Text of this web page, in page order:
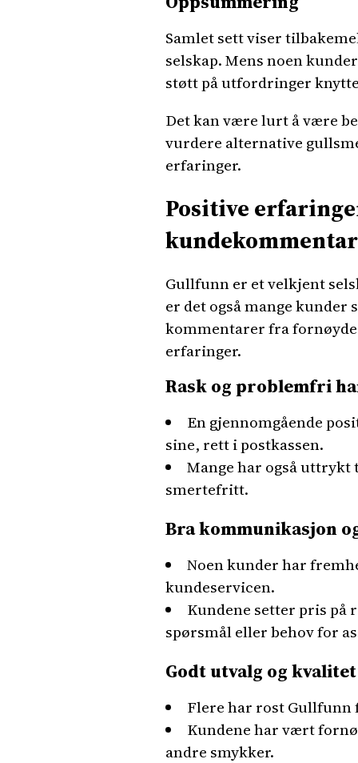
Samlet sett viser
selskap. Mens noen
støtt på utfordringer
Det kan være lurt å være
vurdere alternative
erfaringer.
Positive
Gullfunn er et velkjent
er det også mange kunder
kommentarer fra fornøyde
erfaringer.
Rask og problemfri
En gjennomgående
sine, rett i postkassen.
Mange har også
smertefritt.
Bra kommunikasjon
Noen kunder har
kundeservicen.
Kundene setter pris på
spørsmål eller behov for
Godt utvalg og kvalitet
Flere har rost Gullfunn
Kundene har vært
andre smykker.